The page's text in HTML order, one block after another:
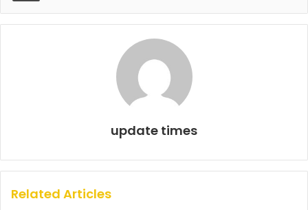
o
p
update times
Related Articles